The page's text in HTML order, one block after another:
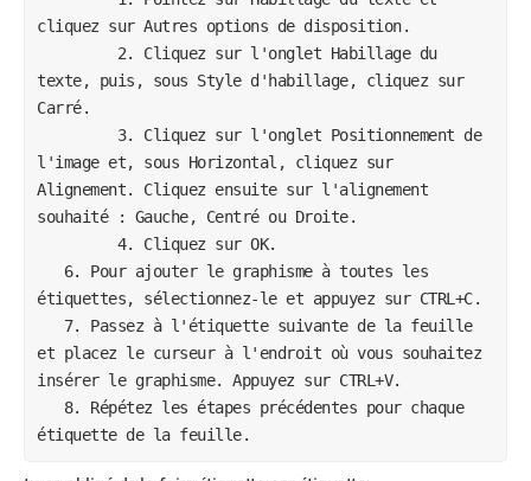
cliquez sur Autres options de disposition.
texte, puis, sous Style d'habillage, cliquez sur
Carré.
l'image et, sous Horizontal, cliquez sur
Alignement. Cliquez ensuite sur l'alignement
souhaité : Gauche, Centré ou Droite.
étiquettes, sélectionnez-le et appuyez sur CTRL+C.
et placez le curseur à l'endroit où vous souhaitez
insérer le graphisme. Appuyez sur CTRL+V.